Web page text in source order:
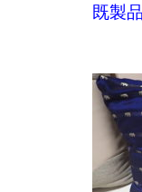
既製